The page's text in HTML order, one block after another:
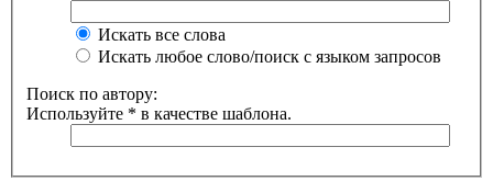
Искать все слова
Искать любое слово/поиск с языком запросов
Поиск по автору:
Используйте * в качестве шаблона.